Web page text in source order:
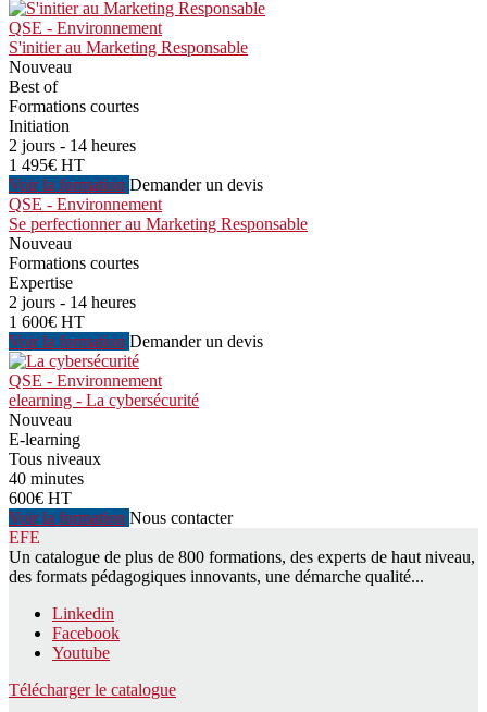
QSE - Environnement
S'initier au Marketing Responsable
Nouveau
Best of
Formations courtes
Initiation
2 jours - 14 heures
1 495€ HT
Voir la formation Demander un devis
QSE - Environnement
Se perfectionner au Marketing Responsable
Nouveau
Formations courtes
Expertise
2 jours - 14 heures
1 600€ HT
Voir la formation Demander un devis
QSE - Environnement
elearning - La cybersécurité
Nouveau
E-learning
Tous niveaux
40 minutes
600€ HT
Voir la formation Nous contacter
EFE
Un catalogue de plus de 800 formations, des experts de haut niveau,
des formats pédagogiques innovants, une démarche qualité...
Linkedin
Facebook
Youtube
Télécharger le catalogue